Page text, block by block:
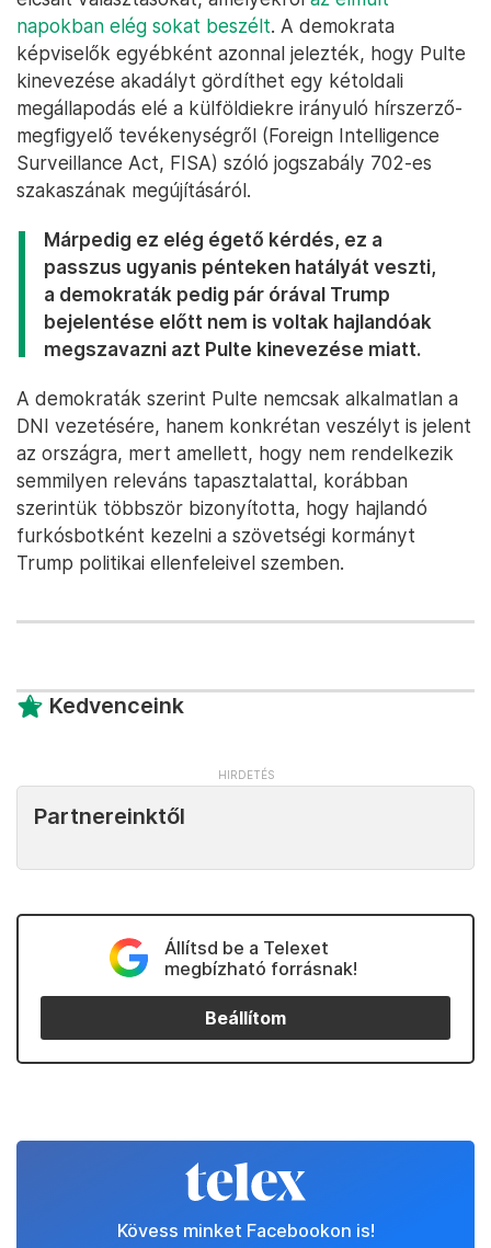
napokban elég sokat beszélt. A demokrata
képviselők egyébként azonnal jelezték, hogy Pulte
kinevezése akadályt gördíthet egy kétoldali
megállapodás elé a külföldiekre irányuló hírszerző-
megfigyelő tevékenységről (Foreign Intelligence
Surveillance Act, FISA) szóló jogszabály 702-es
szakaszának megújításáról.
Márpedig ez elég égető kérdés, ez a
passzus ugyanis pénteken hatályát veszti,
a demokraták pedig pár órával Trump
bejelentése előtt nem is voltak hajlandóak
megszavazni azt Pulte kinevezése miatt.
A demokraták szerint Pulte nemcsak alkalmatlan a
DNI vezetésére, hanem konkrétan veszélyt is jelent
az országra, mert amellett, hogy nem rendelkezik
semmilyen releváns tapasztalattal, korábban
szerintük többször bizonyította, hogy hajlandó
furkósbotként kezelni a szövetségi kormányt
Trump politikai ellenfeleivel szemben.
Kedvenceink
Partnereinktől
Állítsd be a Telexet
megbízható forrásnak!
Beállítom
Kövess minket Facebookon is!